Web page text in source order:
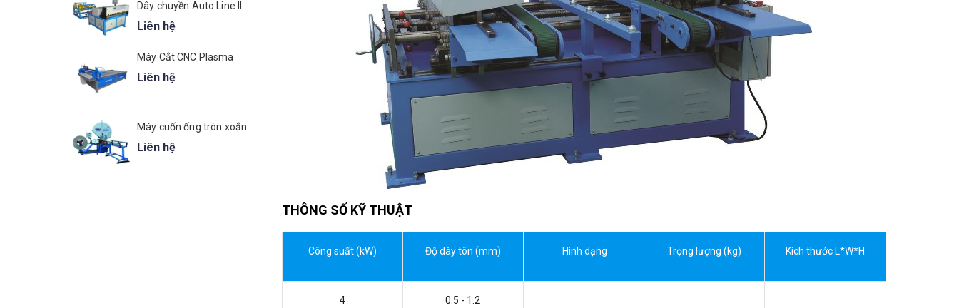
THÔNG SỐ KỸ THUẬT
Công suất (kW) Độ dày tôn (mm) Hình dạng Trọng lượng (kg) Kích thước L*W*H
4 0.5 - 1.2
Dây chuyền Auto Line II
Liên hệ
Máy Cắt CNC Plasma
Liên hệ
Máy cuốn ống tròn xoắn
Liên hệ